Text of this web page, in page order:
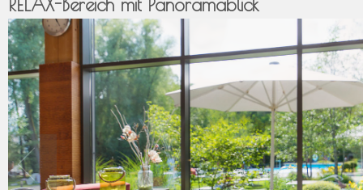
RELAX-Bereich mit Panoramablick